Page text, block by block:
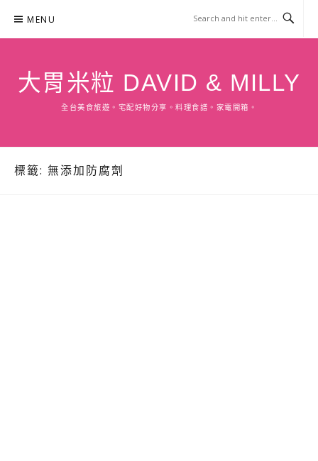
content
MENU
大胃米粒 DAVID & MILLY
全台美食旅遊。宅配好物分享。料理食譜。家電開箱。
標籤: 無添加防腐劑